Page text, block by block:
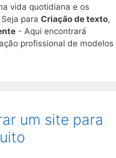
vida quotidiana e os
para Criação de texto,
- Aqui encontrará
profissional de modelos
um site para